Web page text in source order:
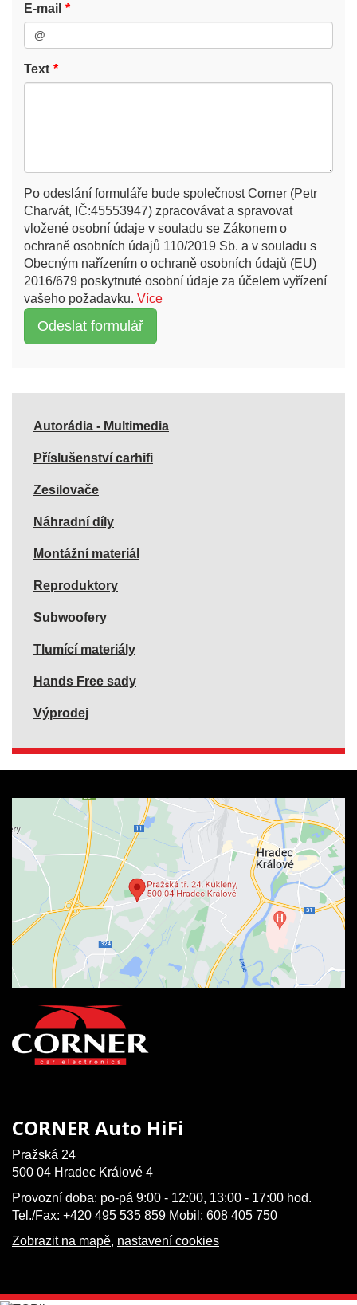
E-mail
Text
Po odeslání formuláře bude společnost Corner (Petr
Charvát, IČ:45553947) zpracovávat a spravovat
vložené osobní údaje v souladu se Zákonem o
ochraně osobních údajů 110/2019 Sb. a v souladu s
Obecným nařízením o ochraně osobních údajů (EU)
2016/679 poskytnuté osobní údaje za účelem vyřízení
vašeho požadavku. Více
Autorádia - Multimedia
Příslušenství carhifi
Zesilovače
Náhradní díly
Montážní materiál
Reproduktory
Subwoofery
Tlumící materiály
Hands Free sady
Výprodej
CORNER Auto HiFi
Pražská 24
500 04 Hradec Králové 4
Provozní doba: po-pá 9:00 - 12:00, 13:00 - 17:00 hod.
Tel./Fax: +420 495 535 859 Mobil: 608 405 750
Zobrazit na mapě, nastavení cookies